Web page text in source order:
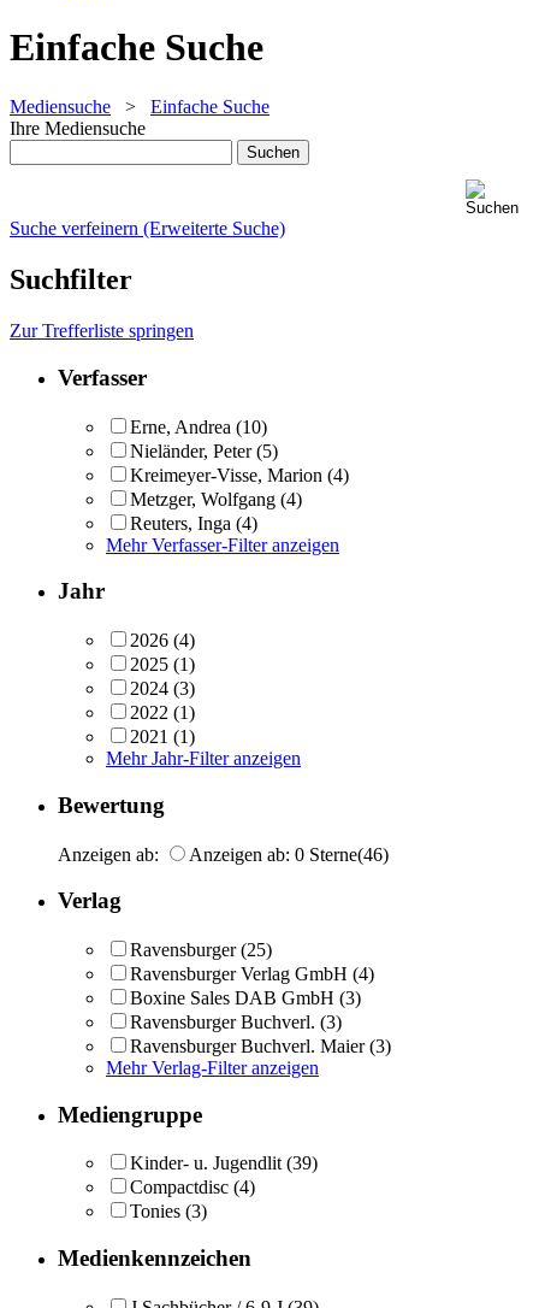
Einfache Suche
Mediensuche > Einfache Suche
Ihre Mediensuche
Suche verfeinern (Erweiterte Suche)
Suchfilter
Zur Trefferliste springen
Verfasser
Erne, Andrea (10)
Nieländer, Peter (5)
Kreimeyer-Visse, Marion (4)
Metzger, Wolfgang (4)
Reuters, Inga (4)
Mehr Verfasser-Filter anzeigen
Jahr
2026 (4)
2025 (1)
2024 (3)
2022 (1)
2021 (1)
Mehr Jahr-Filter anzeigen
Bewertung
Anzeigen ab: Anzeigen ab: 0 Sterne(46)
Verlag
Ravensburger (25)
Ravensburger Verlag GmbH (4)
Boxine Sales DAB GmbH (3)
Ravensburger Buchverl. (3)
Ravensburger Buchverl. Maier (3)
Mehr Verlag-Filter anzeigen
Mediengruppe
Kinder- u. Jugendlit (39)
Compactdisc (4)
Tonies (3)
Medienkennzeichen